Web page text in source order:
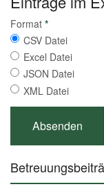
Format *
CSV Datei
Excel Datei
JSON Datei
XML Datei